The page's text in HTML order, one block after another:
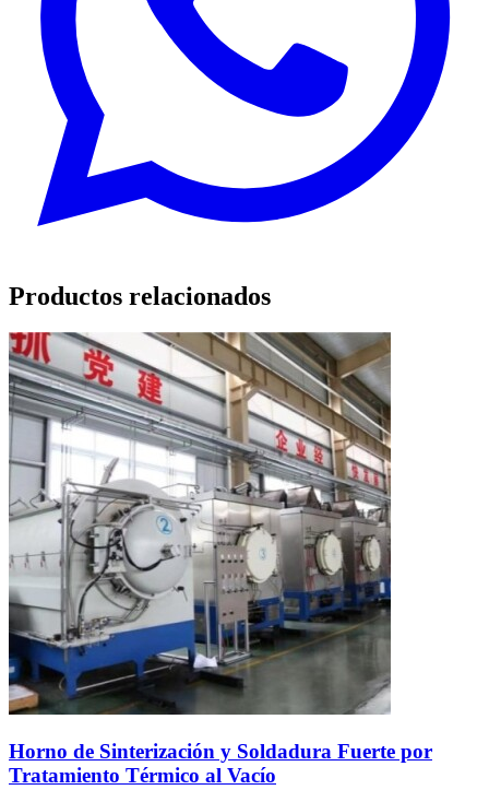
Productos relacionados
Horno de Sinterización y Soldadura Fuerte por
Tratamiento Térmico al Vacío